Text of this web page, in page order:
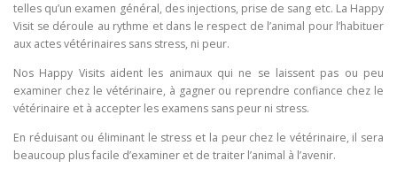
telles qu’un examen général, des injections, prise de sang etc. La Happy
Visit se déroule au rythme et dans le respect de l’animal pour l’habituer
aux actes vétérinaires sans stress, ni peur.
Nos Happy Visits aident les animaux qui ne se laissent pas ou peu
examiner chez le vétérinaire, à gagner ou reprendre confiance chez le
vétérinaire et à accepter les examens sans peur ni stress.
​En réduisant ou éliminant le stress et la peur chez le vétérinaire, il sera
beaucoup plus facile d’examiner et de traiter l’animal à l’avenir.